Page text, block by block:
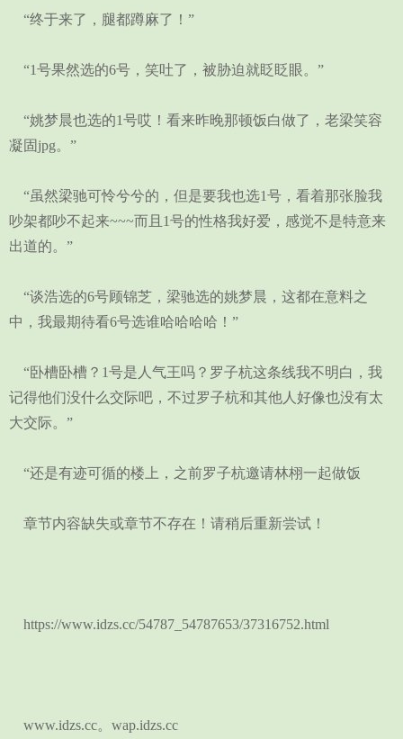
“终于来了，腿都蹲麻了！”
“1号果然选的6号，笑吐了，被胁迫就眨眨眼。”
“姚梦晨也选的1号哎！看来昨晚那顿饭白做了，老梁笑容
凝固jpg。”
“虽然梁驰可怜兮兮的，但是要我也选1号，看着那张脸我
吵架都吵不起来~~~而且1号的性格我好爱，感觉不是特意来
出道的。”
“谈浩选的6号顾锦芝，梁驰选的姚梦晨，这都在意料之
中，我最期待看6号选谁哈哈哈哈！”
“卧槽卧槽？1号是人气王吗？罗子杭这条线我不明白，我
记得他们没什么交际吧，不过罗子杭和其他人好像也没有太
大交际。”
“还是有迹可循的楼上，之前罗子杭邀请林栩一起做饭
章节内容缺失或章节不存在！请稍后重新尝试！
https://www.idzs.cc/54787_54787653/37316752.html
www.idzs.cc。wap.idzs.cc